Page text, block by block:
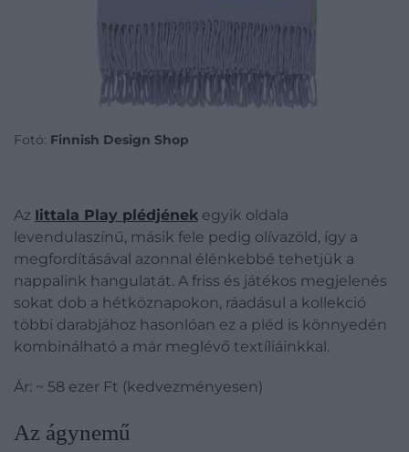
Fotó: Finnish Design Shop
Az Iittala Play plédjének egyik oldala
levendulaszínű, másik fele pedig olívazöld, így a
megfordításával azonnal élénkebbé tehetjük a
nappalink hangulatát. A friss és játékos megjelenés
sokat dob a hétköznapokon, ráadásul a kollekció
többi darabjához hasonlóan ez a pléd is könnyedén
kombinálható a már meglévő textíliáinkkal.
Ár: ~ 58 ezer Ft (kedvezményesen)
​Az ágynemű